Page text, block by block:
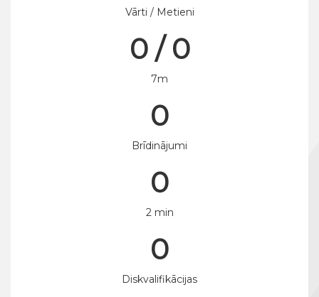
Vārti / Metieni
0 / 0
7m
0
Brīdinājumi
0
2 min
0
Diskvalifikācijas